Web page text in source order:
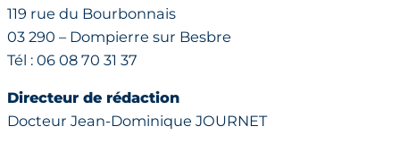
119 rue du Bourbonnais
03 290 – Dompierre sur Besbre
Tél : 06 08 70 31 37
Directeur de rédaction
Docteur Jean-Dominique JOURNET